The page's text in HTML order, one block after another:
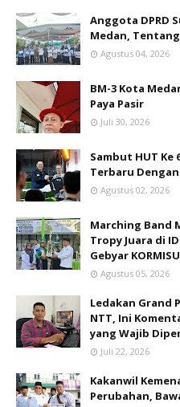
Anggota DPRD
Medan,
Agustus 04, 2026
BM-3 Kota
Paya Pasir
Juli 30, 2026
Sambut HUT Ke
Terbaru
Agustus 02, 2026
Marching Band
Tropy Juara di
Gebyar
Agustus 05, 2026
Ledakan Grand
NTT, Ini
yang Wajib
Juli 22, 2026
Kakanwil
Perubahan,